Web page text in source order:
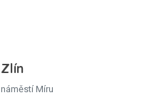
Zlín
náměstí Míru